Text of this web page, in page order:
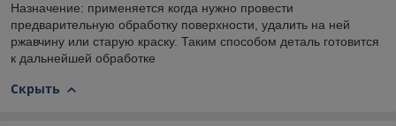
Назначение: применяется когда нужно провести
предварительную обработку поверхности, удалить на ней
ржавчину или старую краску. Таким способом деталь готовится
к дальнейшей обработке
Скрыть